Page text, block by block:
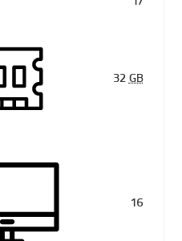
32GB
16